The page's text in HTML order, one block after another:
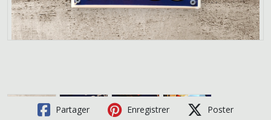
Partager Enregistrer Poster